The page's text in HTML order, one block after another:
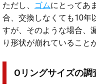
ただし、
ゴムにとってあ
合、交換しなくても10年
すが、そのような場合、
り形状が崩れていること
Oリングサイズの調